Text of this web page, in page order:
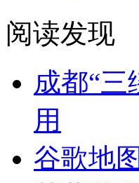
阅读发现
成都“
用
谷歌地